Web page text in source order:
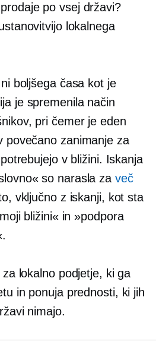
po vsej državi?
lokalnega
boljšega časa kot je
je spremenila način
pri čemer je eden
povečano zanimanje za
v bližini. Iskanja
so narasla za več
vključno z iskanji, kot sta
bližini« in »podpora
lokalno podjetje, ki ga
in ponuja prednosti, ki jih
nimajo.